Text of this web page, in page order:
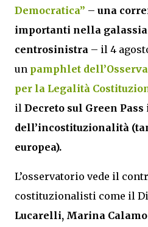
Democratica” – una
importanti nella
centrosinistra – il 4
un pamphlet
per la Legalità
il Decreto sul Green Pass
dell’incostituzionalità
europea).
L’osservatorio vede il
costituzionalisti come il
Lucarelli, Marina